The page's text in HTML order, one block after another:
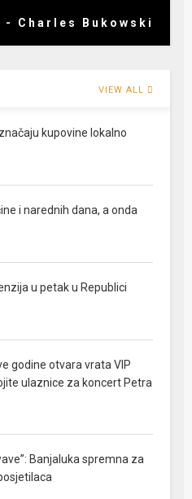
- Charles Bukowski
VIEW ALL
kupovine lokalno
i narednih dana, a onda
u petak u Republici
godine otvara vrata VIP
ulaznice za koncert Petra
Banjaluka spremna za